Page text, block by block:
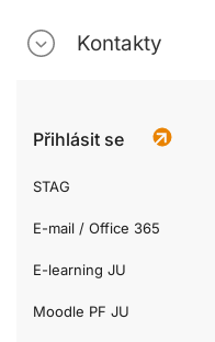
Kontakty
Přihlásit se
STAG
E-mail / Office 365
E-learning JU
Moodle PF JU